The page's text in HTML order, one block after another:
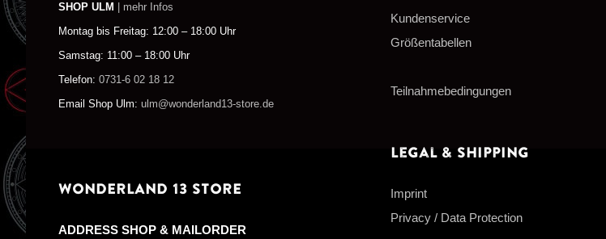
SHOP ULM | mehr Infos
Montag bis Freitag: 12:00 – 18:00 Uhr
Samstag: 11:00 – 18:00 Uhr
Telefon: 0731-6 02 18 12
Email Shop Ulm: ulm@wonderland13-store.de
WONDERLAND 13 STORE
ADDRESS SHOP & MAILORDER
Kundenservice
Größentabellen
Teilnahmebedingungen
Legal & Shipping
Imprint
Privacy / Data Protection